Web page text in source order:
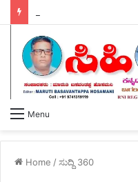
Menu
Home /ಸುದ್ದಿ 360